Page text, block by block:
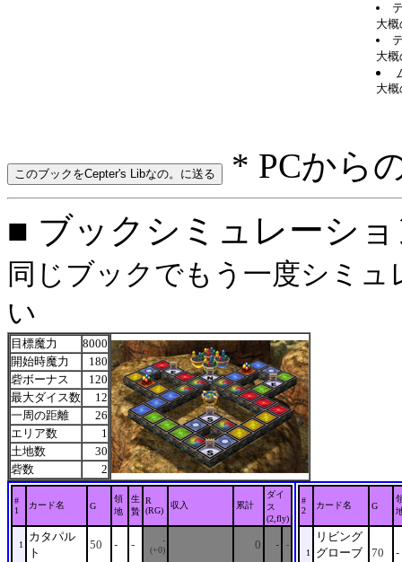
大
大
大
* PCから
■ ブックシミュレーシ
同じブックでもう一度シミ
い
目標魔力
8000
開始時魔力
180
砦ボーナス
120
最大ダイス数
12
一周の距離
26
エリア数
1
土地数
30
砦数
2
#
1
カード名 G
領
地
生
贄
R
(RG)
収入 累計
ダイ
ス
(2,fly)
1
カタパル
ト
50 - -
-
(+0)
0 - -
#
2
カード名 G
1
リビング
グローブ
70 -